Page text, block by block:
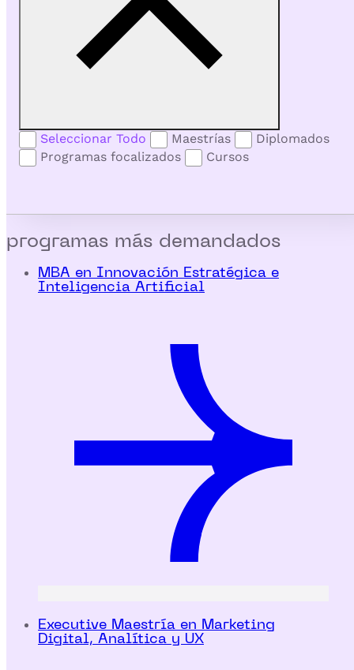
Seleccionar Todo Maestrías
Diplomados
Programas focalizados
Cursos
programas más demandados
MBA en Innovación Estratégica e
Inteligencia Artificial
Executive Maestría en Marketing
Digital, Analítica y UX